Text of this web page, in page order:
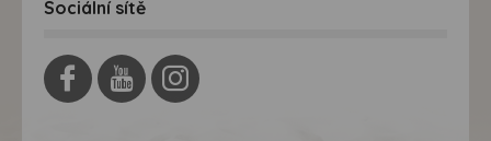
Sociální sítě